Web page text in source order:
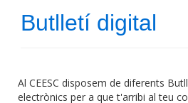
Butlletí digital
Al CEESC disposem de diferents
electrònics per a que t'arribi al teu